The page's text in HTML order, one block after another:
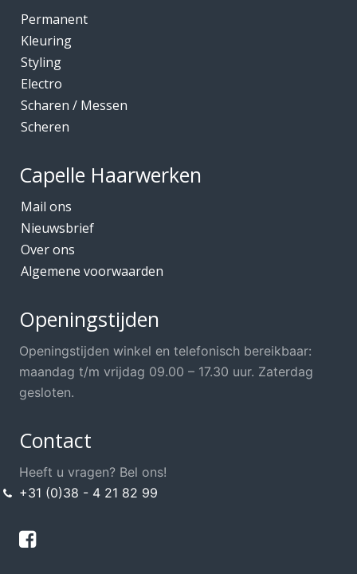
Permanent
Kleuring
Styling
Electro
Scharen / Messen
Scheren
Capelle Haarwerken
Mail ons
Nieuwsbrief
Over ons
Algemene voorwaarden
Openingstijden
Openingstijden winkel en telefonisch bereikbaar:
maandag t/m vrijdag 09.00 – 17.30 uur. Zaterdag
gesloten.
Contact
Heeft u vragen? Bel ons!
+31 (0)38 - 4 21 82 99